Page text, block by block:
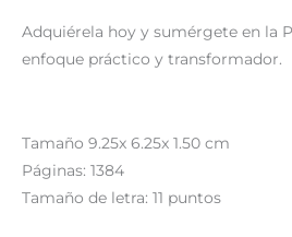
Adquiérela hoy y sumérgete en la
enfoque práctico y transformador.
Tamaño 9.25x 6.25x 1.50 cm
Páginas: 1384
Tamaño de letra: 11 puntos